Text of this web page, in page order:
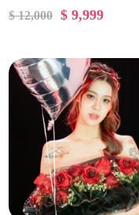
$ 12,000 $ 9,999